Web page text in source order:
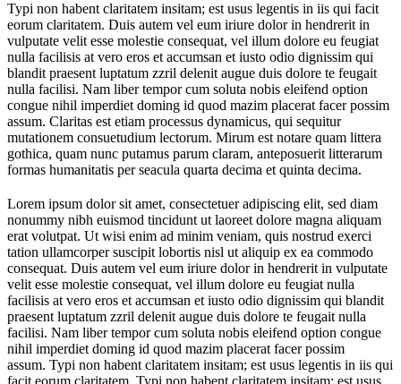
Typi non habent claritatem insitam; est usus legentis in iis qui facit
eorum claritatem. Duis autem vel eum iriure dolor in hendrerit in
vulputate velit esse molestie consequat, vel illum dolore eu feugiat
nulla facilisis at vero eros et accumsan et iusto odio dignissim qui
blandit praesent luptatum zzril delenit augue duis dolore te feugait
nulla facilisi. Nam liber tempor cum soluta nobis eleifend option
congue nihil imperdiet doming id quod mazim placerat facer possim
assum. Claritas est etiam processus dynamicus, qui sequitur
mutationem consuetudium lectorum. Mirum est notare quam littera
gothica, quam nunc putamus parum claram, anteposuerit litterarum
formas humanitatis per seacula quarta decima et quinta decima.
Lorem ipsum dolor sit amet, consectetuer adipiscing elit, sed diam
nonummy nibh euismod tincidunt ut laoreet dolore magna aliquam
erat volutpat. Ut wisi enim ad minim veniam, quis nostrud exerci
tation ullamcorper suscipit lobortis nisl ut aliquip ex ea commodo
consequat. Duis autem vel eum iriure dolor in hendrerit in vulputate
velit esse molestie consequat, vel illum dolore eu feugiat nulla
facilisis at vero eros et accumsan et iusto odio dignissim qui blandit
praesent luptatum zzril delenit augue duis dolore te feugait nulla
facilisi. Nam liber tempor cum soluta nobis eleifend option congue
nihil imperdiet doming id quod mazim placerat facer possim
assum. Typi non habent claritatem insitam; est usus legentis in iis qui